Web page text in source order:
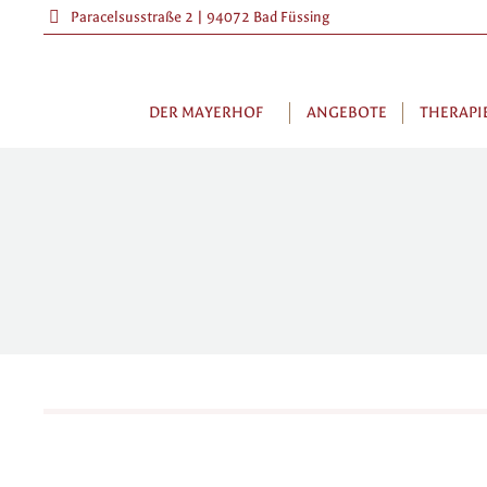
Paracelsusstraße 2 | 94072 Bad Füssing
DER MAYERHOF ANGEBOTE